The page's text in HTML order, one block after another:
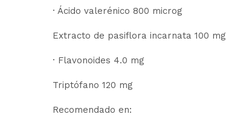
· Ácido valerénico 800 microg
Extracto de pasiflora incarnata 100 mg
· Flavonoides 4.0 mg
Triptófano 120 mg
Recomendado en: